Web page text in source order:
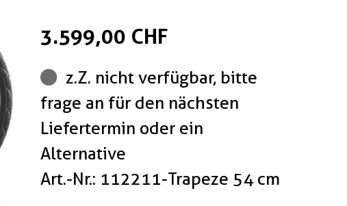
3.599,00 CHF
z.Z. nicht verfügbar, bitte
frage an für den nächsten
Liefertermin oder ein
Alternative
Art.-Nr.: 112211-Trapeze 54 cm